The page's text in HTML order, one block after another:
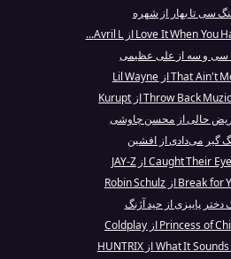
سی تا بهار از شهره
سی و سه از علی عظیمی
مریض حالی از محسن چاوشی
گیر می‌دادی از افشین
دختر پاییزی از حید آژنگ